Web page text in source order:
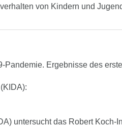
von Kindern und
Pandemie. Ergebnisse des
untersucht das Robert Koch-